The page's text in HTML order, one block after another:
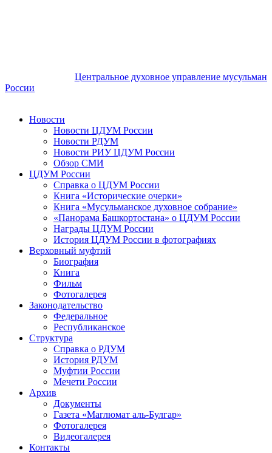
Центральное духовное управление мусульман
России
Новости
Новости ЦДУМ России
Новости РДУМ
Новости РИУ ЦДУМ России
Обзор СМИ
ЦДУМ России
Справка о ЦДУМ России
Книга «Исторические очерки»
Книга «Мусульманское духовное собрание»
«Панорама Башкортостана» о ЦДУМ России
Награды ЦДУМ России
История ЦДУМ России в фотографиях
Верховный муфтий
Биография
Книга
Фильм
Фотогалерея
Законодательство
Федеральное
Республиканское
Структура
Справка о РДУМ
История РДУМ
Муфтии России
Мечети России
Архив
Документы
Газета «Маглюмат аль-Булгар»
Фотогалерея
Видеогалерея
Контакты